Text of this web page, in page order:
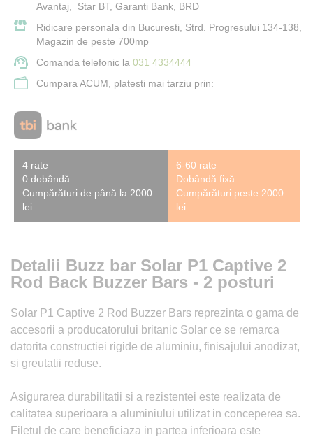
Avantaj, Star BT, Garanti Bank, BRD
Ridicare personala din Bucuresti, Strd. Progresului 134-138,
Magazin de peste 700mp
Comanda telefonic la 031 4334444
Cumpara ACUM, platesti mai tarziu prin:
4 rate
0 dobândă
Cumpărături de până la 2000
lei
6-60 rate
Dobândă fixă
Cumpărături peste 2000
lei
Detalii Buzz bar Solar P1 Captive 2
Rod Back Buzzer Bars - 2 posturi
Solar P1 Captive 2 Rod Buzzer Bars reprezinta o gama de
accesorii a producatorului britanic Solar ce se remarca
datorita constructiei rigide de aluminiu, finisajului anodizat,
si greutatii reduse.
Asigurarea durabilitatii si a rezistentei este realizata de
calitatea superioara a aluminiului utilizat in conceperea sa.
Filetul de care beneficiaza in partea inferioara este